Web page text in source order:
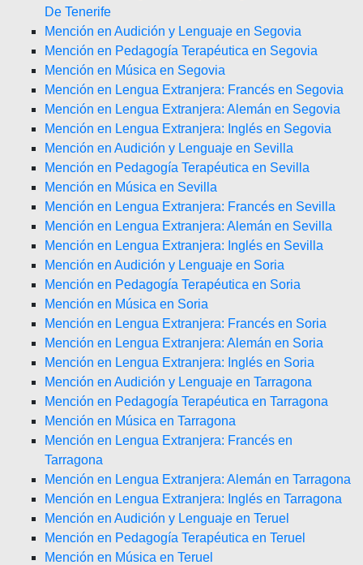
De Tenerife
Mención en Audición y Lenguaje en Segovia
Mención en Pedagogía Terapéutica en Segovia
Mención en Música en Segovia
Mención en Lengua Extranjera: Francés en Segovia
Mención en Lengua Extranjera: Alemán en Segovia
Mención en Lengua Extranjera: Inglés en Segovia
Mención en Audición y Lenguaje en Sevilla
Mención en Pedagogía Terapéutica en Sevilla
Mención en Música en Sevilla
Mención en Lengua Extranjera: Francés en Sevilla
Mención en Lengua Extranjera: Alemán en Sevilla
Mención en Lengua Extranjera: Inglés en Sevilla
Mención en Audición y Lenguaje en Soria
Mención en Pedagogía Terapéutica en Soria
Mención en Música en Soria
Mención en Lengua Extranjera: Francés en Soria
Mención en Lengua Extranjera: Alemán en Soria
Mención en Lengua Extranjera: Inglés en Soria
Mención en Audición y Lenguaje en Tarragona
Mención en Pedagogía Terapéutica en Tarragona
Mención en Música en Tarragona
Mención en Lengua Extranjera: Francés en
Tarragona
Mención en Lengua Extranjera: Alemán en Tarragona
Mención en Lengua Extranjera: Inglés en Tarragona
Mención en Audición y Lenguaje en Teruel
Mención en Pedagogía Terapéutica en Teruel
Mención en Música en Teruel